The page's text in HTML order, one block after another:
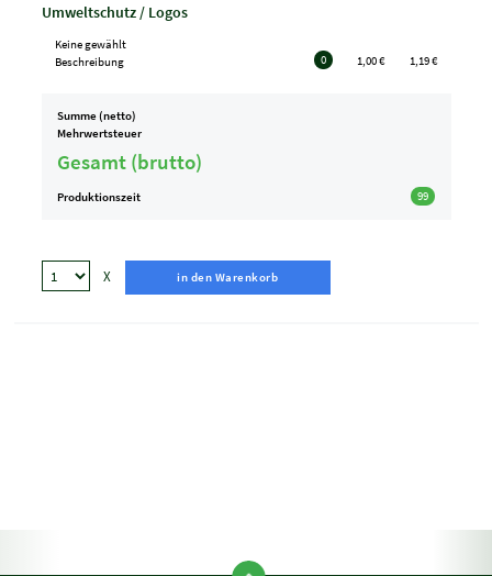
Umweltschutz / Logos
Keine gewählt
Beschreibung
0 1,00 € 1,19 €
Summe (netto)
Mehrwertsteuer
Gesamt (brutto)
Produktionszeit 99
X in den Warenkorb